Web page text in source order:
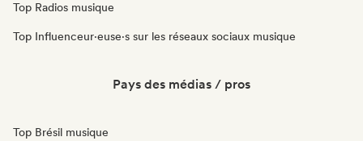
Top Radios musique
Top Influenceur·euse·s sur les réseaux sociaux musique
Pays des médias / pros
Top Brésil musique